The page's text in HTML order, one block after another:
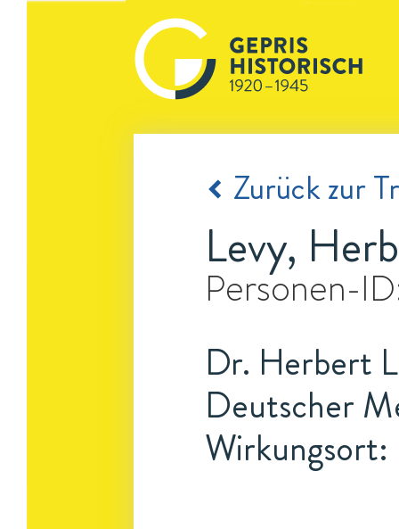
Zurück zur
Levy,
Personen-
Dr. Herbert
Deutscher